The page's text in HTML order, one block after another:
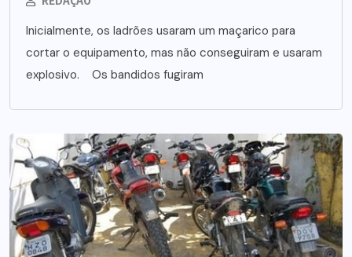
Inicialmente, os ladrões usaram um maçarico para
cortar o equipamento, mas não conseguiram e usaram
explosivo. Os bandidos fugiram